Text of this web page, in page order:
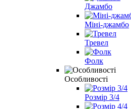
Джамбо
Міні-джамбо
Тревел
Фолк
Особливості
Розмір 3/4